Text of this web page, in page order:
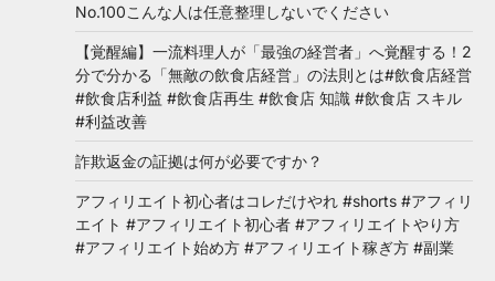
No.100こんな人は任意整理しないでください
【覚醒編】一流料理人が「最強の経営者」へ覚醒する！2
分で分かる「無敵の飲食店経営」の法則とは#飲食店経営
#飲食店利益 #飲食店再生 #飲食店 知識 #飲食店 スキル
#利益改善
詐欺返金の証拠は何が必要ですか？
アフィリエイト初心者はコレだけやれ #shorts #アフィリ
エイト #アフィリエイト初心者 #アフィリエイトやり方
#アフィリエイト始め方 #アフィリエイト稼ぎ方 #副業